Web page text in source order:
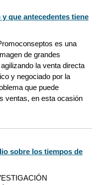
que antecedentes tiene
es una
de grandes
la venta directa
y negociado por la
que puede
ventas, en esta ocasión
sobre los tiempos de